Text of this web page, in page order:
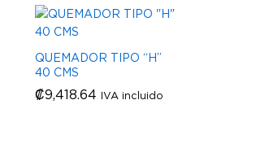
QUEMADOR TIPO “H”
40 CMS
₡9,418.64 IVA incluido
₡9,418.64